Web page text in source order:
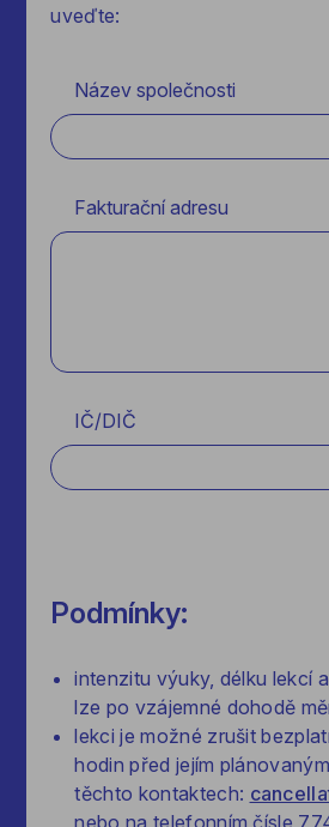
uveďte:
Název společnosti
Fakturační adresu
IČ/DIČ
Podmínky:
intenzitu výuky, délku lekcí
lze po vzájemné dohodě
lekci je možné zrušit
hodin před jejím
těchto kontaktech:
nebo na telefonním čísle